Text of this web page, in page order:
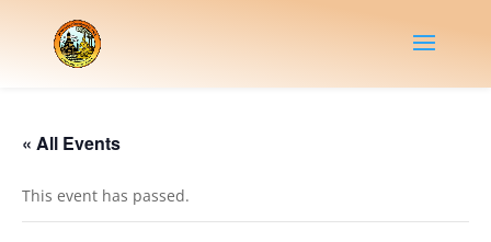
« All Events
This event has passed.